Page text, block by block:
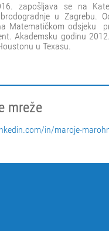
zapošljava se na
u Zagrebu.
Matematičkom odsjeku
Akademsku godinu
u Texasu.
mreže
in/maroje-